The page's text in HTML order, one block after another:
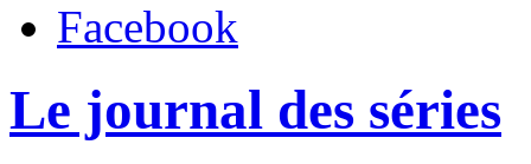
Facebook
Le journal des séries